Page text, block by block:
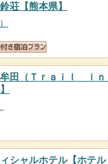
荘 【熊本県】
牟田（Ｔｒａｉｌ ｉ
シャルホテル【ホテ